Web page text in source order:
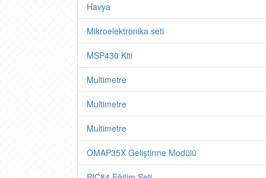
Havya
Mikroelektronika seti
MSP430 Kiti
Multimetre
Multimetre
Multimetre
OMAP35X Geliştirme Modülü